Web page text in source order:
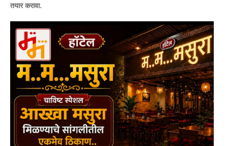
तयार करावा.